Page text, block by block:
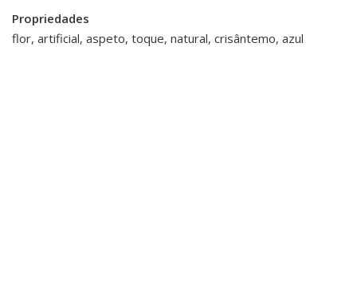
Propriedades
flor, artificial, aspeto, toque, natural, crisântemo, azul